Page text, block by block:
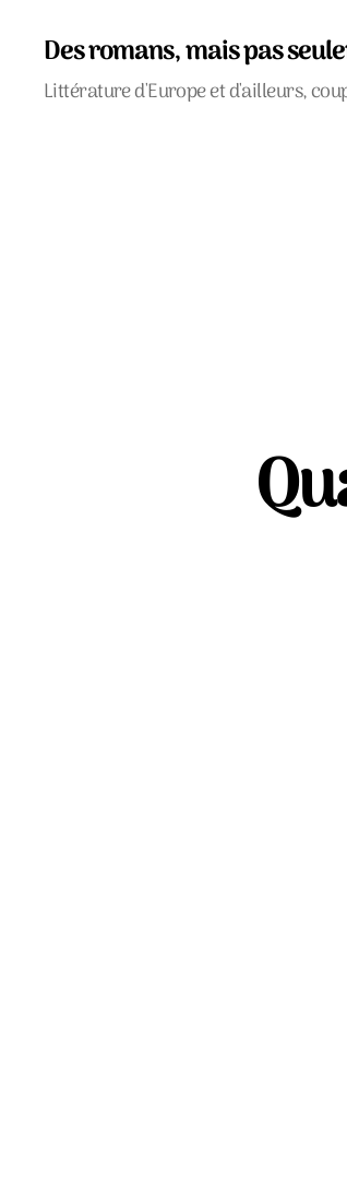
Des romans, mais pas
Littérature d'Europe et d'ailleurs,